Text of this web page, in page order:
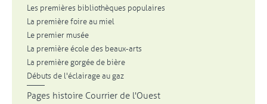
Les premières bibliothèques populaires
La première foire au miel
Le premier musée
La première école des beaux-arts
La première gorgée de bière
Débuts de l'éclairage au gaz
Pages histoire Courrier de l'Ouest